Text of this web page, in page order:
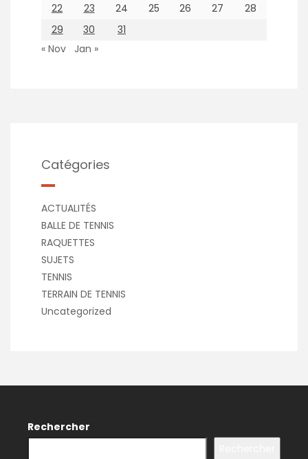
22
23 24 25 26 27
28
29
30
31
« Nov
Jan »
Catégories
ACTUALITÉS
BALLE DE TENNIS
RAQUETTES
SUJETS
TENNIS
TERRAIN DE TENNIS
Uncategorized
Rechercher